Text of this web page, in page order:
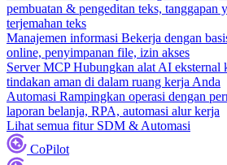
pembuatan & pengeditan teks, tanggapan
terjemahan teks
Manajemen informasi Bekerja dengan
online, penyimpanan file, izin akses
Server MCP Hubungkan alat AI eksternal
tindakan aman di dalam ruang kerja Anda
Automasi Rampingkan operasi dengan
laporan belanja, RPA, automasi alur kerja
Lihat semua fitur SDM & Automasi
CoPilot